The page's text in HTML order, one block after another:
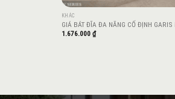
KHÁC
GIÁ BÁT ĐĨA ĐA NĂNG CỐ ĐỊNH
1.676.000 ₫